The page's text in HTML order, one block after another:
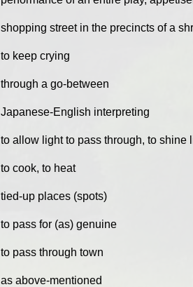
shopping street in the precincts of a
to keep crying
through a go-between
Japanese-English interpreting
to allow light to pass through, to shine
to cook, to heat
tied-up places (spots)
to pass for (as) genuine
to pass through town
as above-mentioned